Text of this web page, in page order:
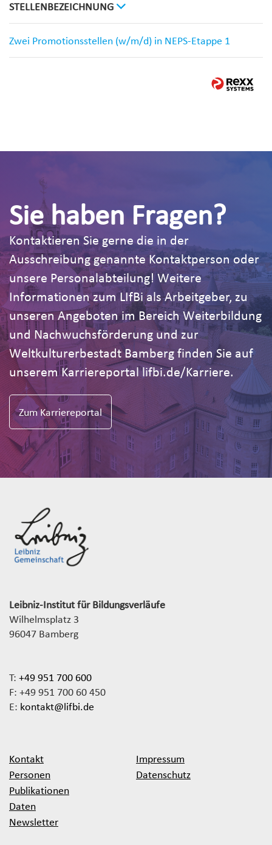
STELLENBEZEICHNUNG
Zwei Promotionsstellen (w/m/d) in NEPS-Etappe 1
Sie haben Fragen?
Kontaktieren Sie gerne die in der
Ausschreibung genannte Kontaktperson oder
unsere Personalabteilung! Weitere
Informationen zum LIfBi als Arbeitgeber, zu
unseren Angeboten im Bereich Weiterbildung
und Nachwuchsförderung und zur
Weltkulturerbestadt Bamberg finden Sie auf
unserem Karriereportal lifbi.de/Karriere.
Zum Karriereportal
Leibniz-Institut für Bildungsverläufe
Wilhelmsplatz 3
96047 Bamberg
T: +49 951 700 600
F: +49 951 700 60 450
E: kontakt@lifbi.de
Kontakt
Personen
Publikationen
Daten
Newsletter
Impressum
Datenschutz